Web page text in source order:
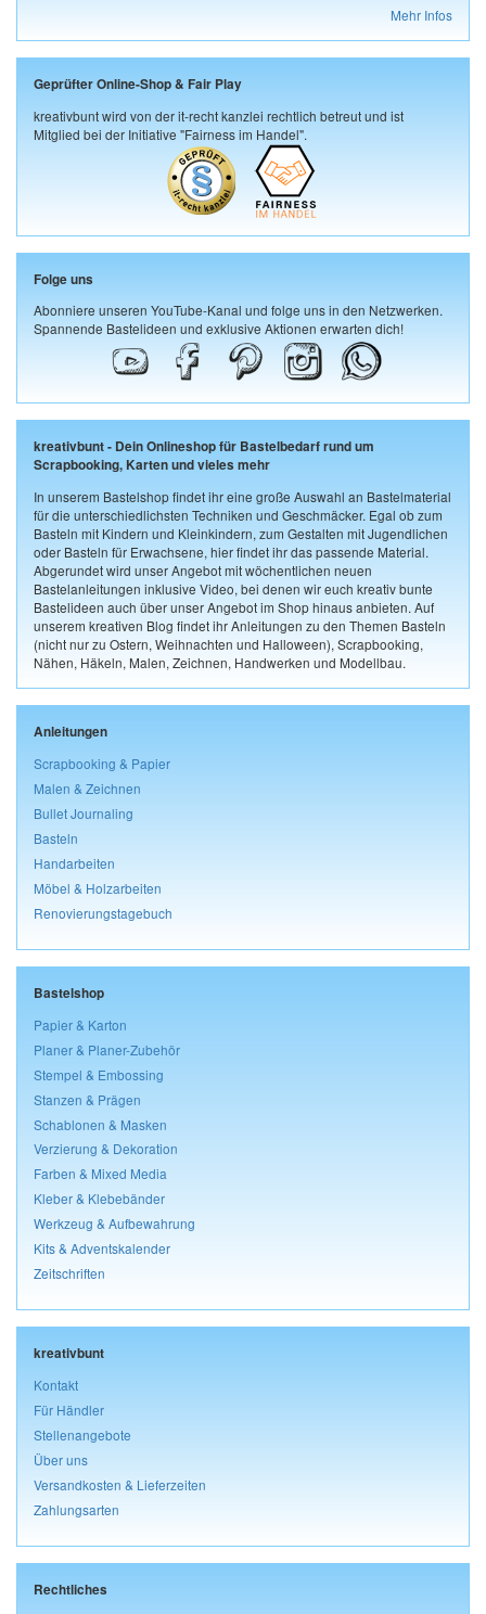
Mehr Infos
Geprüfter Online-Shop & Fair Play
kreativbunt wird von der it-recht kanzlei rechtlich betreut und ist
Mitglied bei der Initiative "Fairness im Handel".
Folge uns
Abonniere unseren YouTube-Kanal und folge uns in den Netzwerken.
Spannende Bastelideen und exklusive Aktionen erwarten dich!
kreativbunt - Dein Onlineshop für Bastelbedarf rund um
Scrapbooking, Karten und vieles mehr
In unserem Bastelshop findet ihr eine große Auswahl an Bastelmaterial
für die unterschiedlichsten Techniken und Geschmäcker. Egal ob zum
Basteln mit Kindern und Kleinkindern, zum Gestalten mit Jugendlichen
oder Basteln für Erwachsene, hier findet ihr das passende Material.
Abgerundet wird unser Angebot mit wöchentlichen neuen
Bastelanleitungen inklusive Video, bei denen wir euch kreativ bunte
Bastelideen auch über unser Angebot im Shop hinaus anbieten. Auf
unserem kreativen Blog findet ihr Anleitungen zu den Themen Basteln
(nicht nur zu Ostern, Weihnachten und Halloween), Scrapbooking,
Nähen, Häkeln, Malen, Zeichnen, Handwerken und Modellbau.
Anleitungen
Scrapbooking & Papier
Malen & Zeichnen
Bullet Journaling
Basteln
Handarbeiten
Möbel & Holzarbeiten
Renovierungstagebuch
Bastelshop
Papier & Karton
Planer & Planer-Zubehör
Stempel & Embossing
Stanzen & Prägen
Schablonen & Masken
Verzierung & Dekoration
Farben & Mixed Media
Kleber & Klebebänder
Werkzeug & Aufbewahrung
Kits & Adventskalender
Zeitschriften
kreativbunt
Kontakt
Für Händler
Stellenangebote
Über uns
Versandkosten & Lieferzeiten
Zahlungsarten
Rechtliches